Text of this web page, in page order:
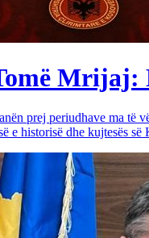
Mrijaj:
prej periudhave ma të
e historisë dhe kujtesës